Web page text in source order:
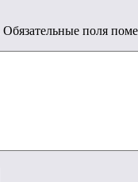
Обязательные поля